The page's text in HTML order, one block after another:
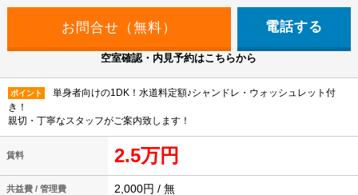
電話する
空室確認・内見予約はこちらから
ポイント
単身者向けの1DK！水道料定額♪シャンドレ・ウォッシュレット付
き！
親切・丁寧なスタッフがご案内致します！
賃料 2.5万円
共益費 / 管理費 2,000円 / 無